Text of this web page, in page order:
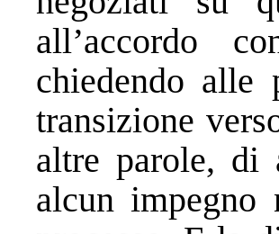
all’accordo
chiedendo alle
transizione
altre parole, di
alcun